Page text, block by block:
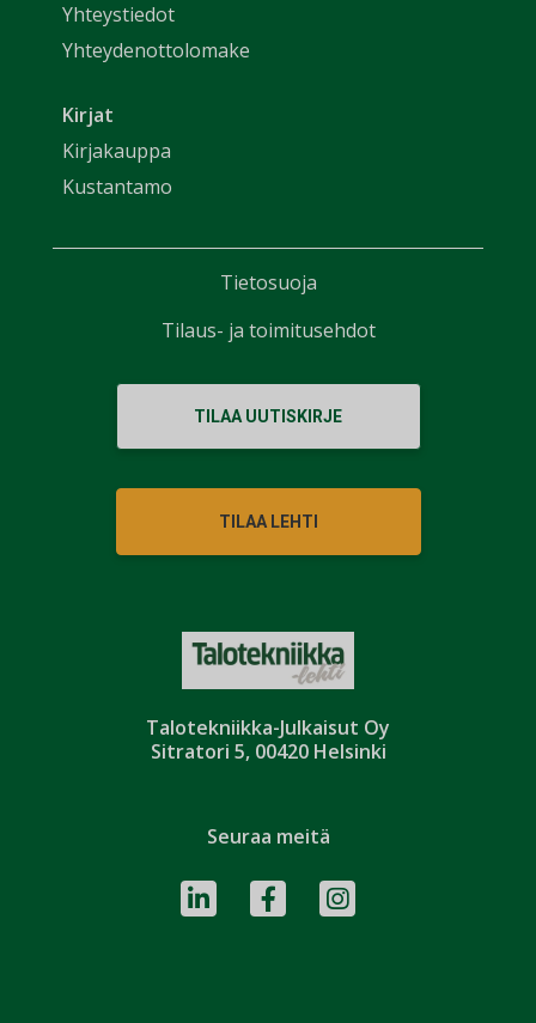
Talotekniikka-Julkaisut Oy
Sitratori 5, 00420 Helsinki
Yhteystiedot
Yhteydenottolomake
Kirjat
Kirjakauppa
Kustantamo
TILAA UUTISKIRJE
TILAA LEHTI
Seuraa meitä
Tietosuoja
Tilaus- ja toimitusehdot